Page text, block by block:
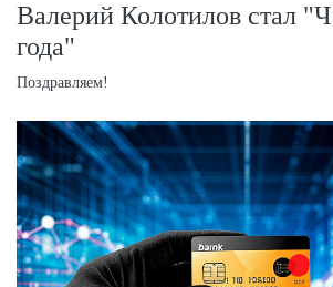
Валерий Колотилов стал
года"
Поздравляем!